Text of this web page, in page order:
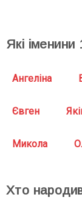
Які іменини
Ангеліна
Євген
Микола
Хто